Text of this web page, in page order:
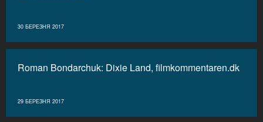
30 БЕРЕЗНЯ 2017
Roman Bondarchuk: Dixie Land, filmkommentaren.dk
29 БЕРЕЗНЯ 2017